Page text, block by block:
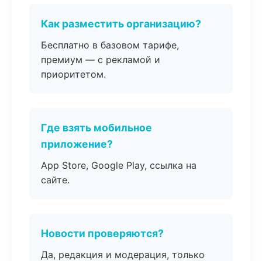
Как разместить организацию?
Бесплатно в базовом тарифе,
премиум — с рекламой и
приоритетом.
Где взять мобильное
приложение?
App Store, Google Play, ссылка на
сайте.
Новости проверяются?
Да, редакция и модерация, только